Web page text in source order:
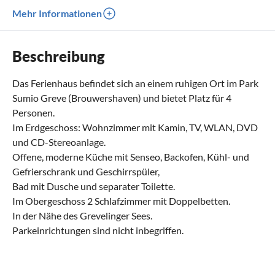
Mehr Informationen
Beschreibung
Das Ferienhaus befindet sich an einem ruhigen Ort im Park
Sumio Greve (Brouwershaven) und bietet Platz für 4
Personen.
Im Erdgeschoss: Wohnzimmer mit Kamin, TV, WLAN, DVD
und CD-Stereoanlage.
Offene, moderne Küche mit Senseo, Backofen, Kühl- und
Gefrierschrank und Geschirrspüler,
Bad mit Dusche und separater Toilette.
Im Obergeschoss 2 Schlafzimmer mit Doppelbetten.
In der Nähe des Grevelinger Sees.
Parkeinrichtungen sind nicht inbegriffen.